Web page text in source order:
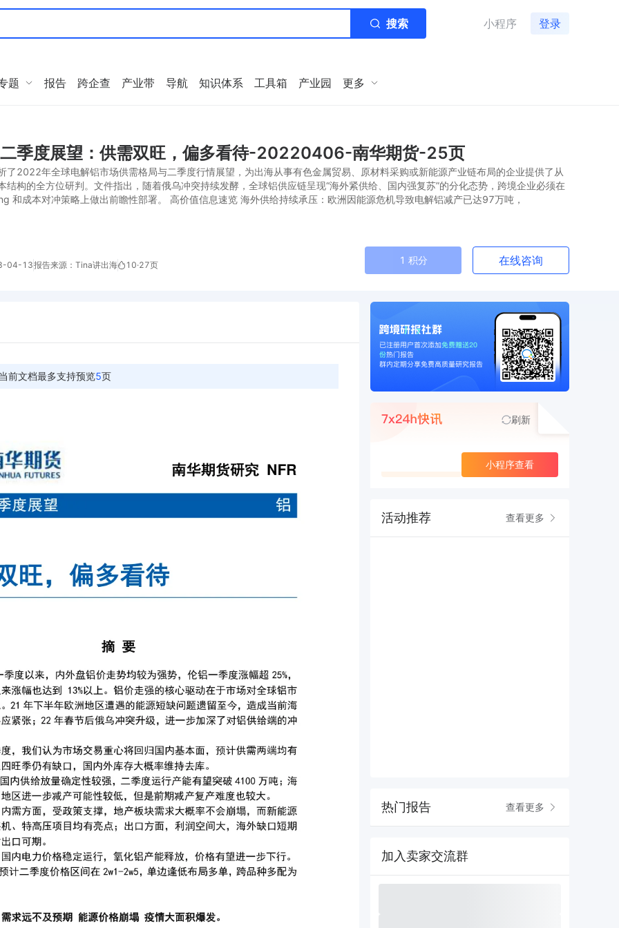
搜索 小程序 登录
题 报告 跨企查 产业带 导航 知识体系 工具箱 产业园 更多
季度展望：供需双旺，偏多看待-20220406-南华期货-25页
了2022年全球电解铝市场供需格局与二季度行情展望，为出海从事有色金属贸易、原材料采购或新能源产业链布局的企业提供了从
结构的全方位研判。文件指出，随着俄乌冲突持续发酵，全球铝供应链呈现“海外紧供给、国内强复苏”的分化态势，跨境企业必须在
和成本对冲策略上做出前瞻性部署。 高价值信息速览 海外供给持续承压：欧洲因能源危机导致电解铝减产已达97万吨，
04-13报告来源：Tina讲出海 10·27页 在线咨询
1 积分
前文档最多支持预览5页
刷新
小程序查看
活动推荐 查看更多
热门报告 查看更多
加入卖家交流群